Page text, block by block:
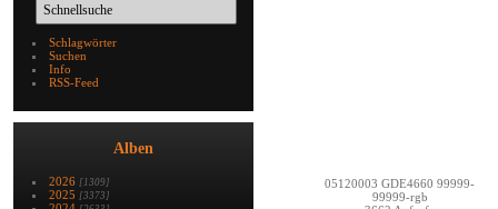
Schlagwörter
Suchen
Info
RSS-Feed
Alben
2026 [1309]
2025 [3373]
05120003 GDE4660 99999-
99999-rgb